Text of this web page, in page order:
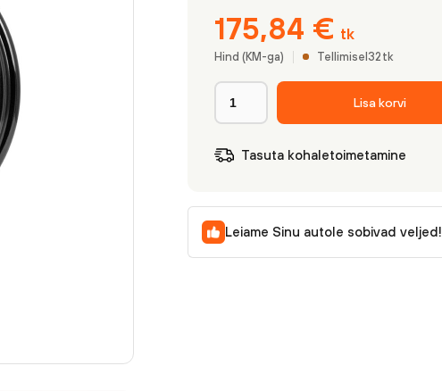
175,84 € tk
Hind (KM-ga) Tellimisel 32 tk
Lisa korvi
Tasuta kohaletoimetamine
Leiame Sinu autole sobivad veljed!